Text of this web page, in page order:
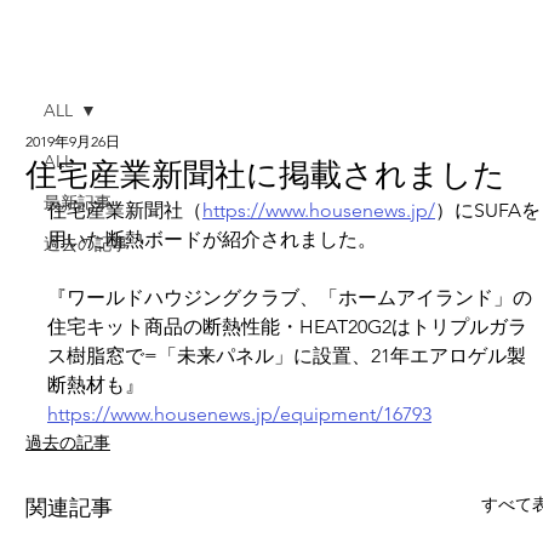
ALL
最新記事
過去の記事
ALL
住宅産業新聞社に掲載されました
2019年9月26日
住宅産業新聞社（https://www.housenews.jp/）にSUFAを
用いた断熱ボードが紹介されました。
『ワールドハウジングクラブ、「ホームアイランド」の
住宅キット商品の断熱性能・HEAT20G2はトリプルガラ
ス樹脂窓で=「未来パネル」に設置、21年エアロゲル製
断熱材も』
https://www.housenews.jp/equipment/16793
過去の記事
関連記事 すべて